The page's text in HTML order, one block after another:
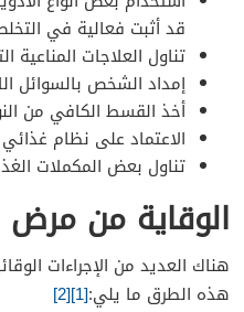
قد أثبت فعالية في
تناول العلاجات
إمداد الشخص بالسوائل
أخذ القسط الكافي من
الاعتماد على نظام
تناول بعض المكملات
الوقاية من مرض
هناك العديد من الإجراءات
هذه الطرق ما يلي:[1]
[2]